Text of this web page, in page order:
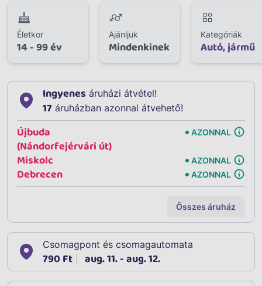
Életkor
14 - 99 év
Ajánljuk
Mindenkinek
Kategóriák
Autó, jármű
Ingyenes áruházi átvétel!
17 áruházban azonnal átvehető!
Újbuda
(Nándorfejérvári út)
AZONNAL
Miskolc AZONNAL
Debrecen AZONNAL
Összes áruház
Csomagpont és csomagautomata
790 Ft aug. 11. - aug. 12.